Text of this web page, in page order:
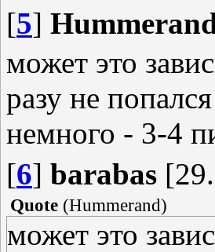
[5]
может это
разу не
немного - 3-4
[6] barabas
Quote (Hummerand)
может это